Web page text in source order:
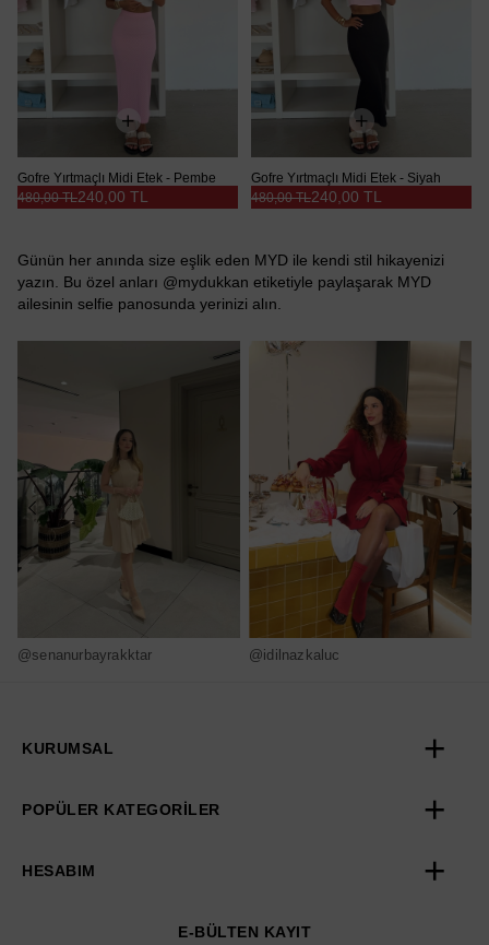
Gofre Yırtmaçlı Midi Etek - Pembe
240,00 TL
480,00 TL
Gofre Yırtmaçlı Midi Etek - Siyah
240,00 TL
480,00 TL
Günün her anında size eşlik eden MYD ile kendi stil hikayenizi
yazın. Bu özel anları @mydukkan etiketiyle paylaşarak MYD
ailesinin selfie panosunda yerinizi alın.
@senanurbayrakktar @idilnazkaluc
KURUMSAL
POPÜLER KATEGORİLER
HESABIM
E-BÜLTEN KAYIT